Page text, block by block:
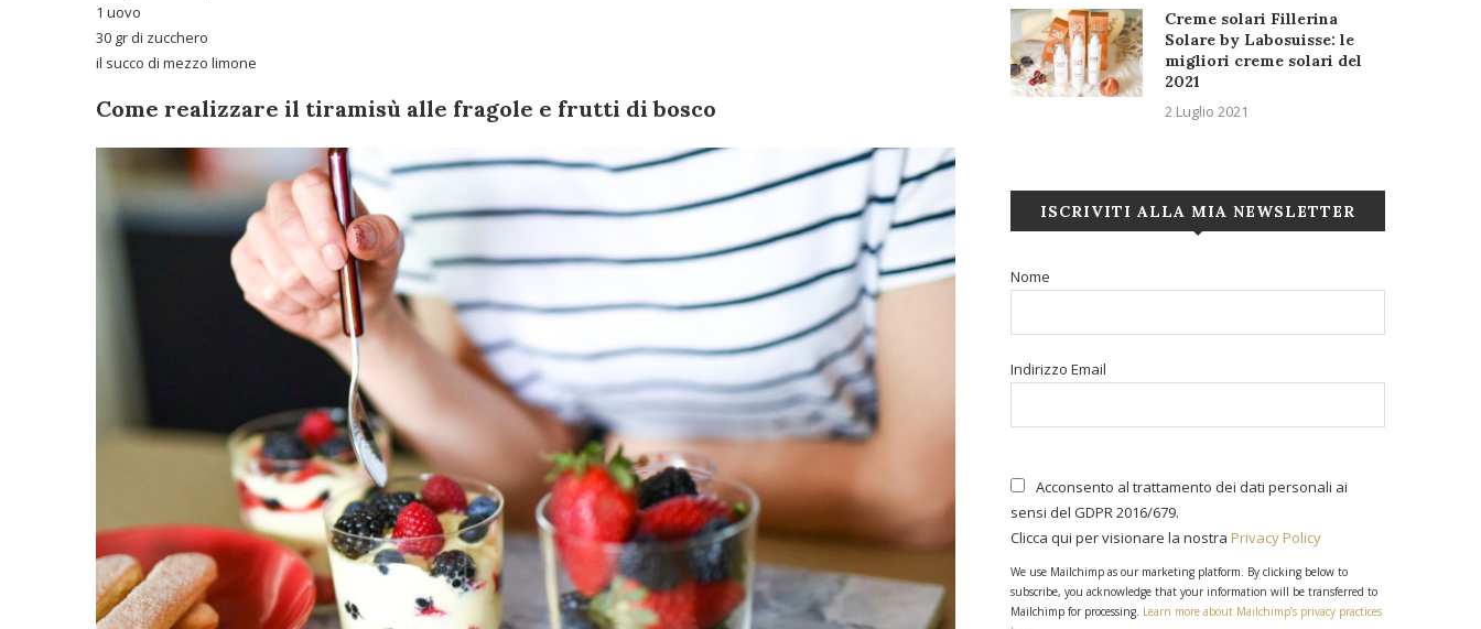
1 uovo
30 gr di zucchero
il succo di mezzo limone
Come realizzare il tiramisù alle fragole e frutti di bosco
Creme solari Fillerina
Solare by Labosuisse: le
migliori creme solari del
2021
2 Luglio 2021
ISCRIVITI ALLA MIA NEWSLETTER
Nome
Indirizzo Email
Acconsento al trattamento dei dati personali ai
sensi del GDPR 2016/679.
Clicca qui per visionare la nostra Privacy Policy
We use Mailchimp as our marketing platform. By clicking below to
subscribe, you acknowledge that your information will be transferred to
Mailchimp for processing. Learn more about Mailchimp’s privacy practices